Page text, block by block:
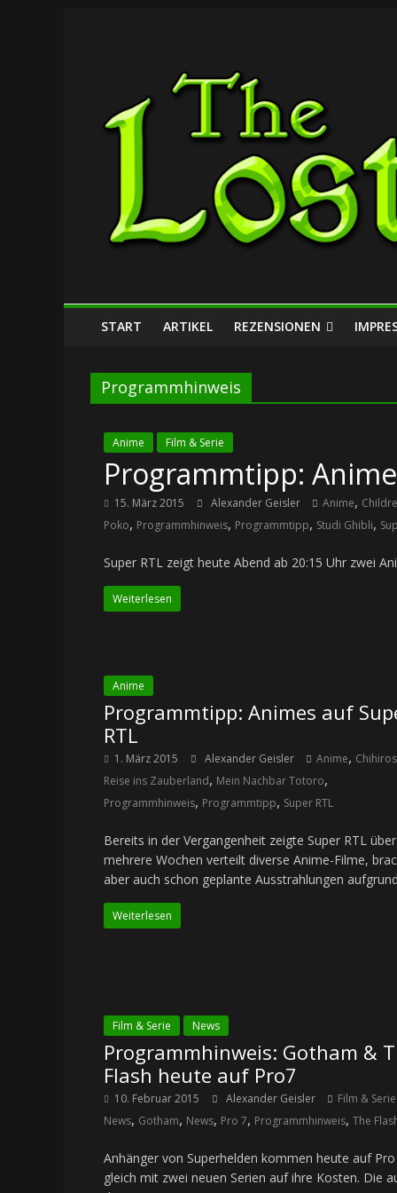
Lost
Dungeon
START ARTIKEL REZENSIONEN
Programmhinweis
Anime Film & Serie
Programmtipp:
15. März 2015 Alexander Geisler Anime,
Poko, Programmhinweis, Programmtipp, Studi Ghibli,
Super RTL zeigt heute Abend ab 20:15 Uhr zwei
Weiterlesen
Anime
Programmtipp: Animes auf
RTL
1. März 2015 Alexander Geisler Anime, Chihiros
Reise ins Zauberland, Mein Nachbar Totoro,
Programmhinweis, Programmtipp, Super RTL
Bereits in der Vergangenheit zeigte Super RTL über
mehrere Wochen verteilt diverse Anime-Filme,
aber auch schon geplante Ausstrahlungen aufgrund
Weiterlesen
Film & Serie News
Programmhinweis: Gotham &
Flash heute auf Pro7
10. Februar 2015 Alexander Geisler
Film & Serie
News, Gotham, News, Pro 7, Programmhinweis, The
Anhänger von Superhelden kommen heute auf
gleich mit zwei neuen Serien auf ihre Kosten. Die